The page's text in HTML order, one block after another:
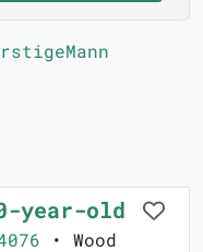
year-old
• Wood